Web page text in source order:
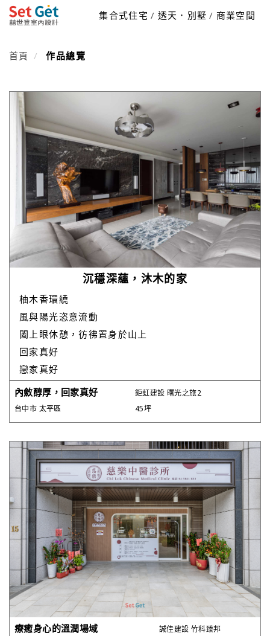
集合式住宅 透天．別墅 商業空間
首頁 作品總覽
沉穩深蘊，沐木的家
柚木香環繞
風與陽光恣意流動
闔上眼休憩，彷彿置身於山上
回家真好
戀家真好
內斂醇厚，回家真好
鉅虹建設 曙光之旅2
台中市 太平區
45坪
療癒身心的溫潤場域
誠佳建設 竹科臻邦